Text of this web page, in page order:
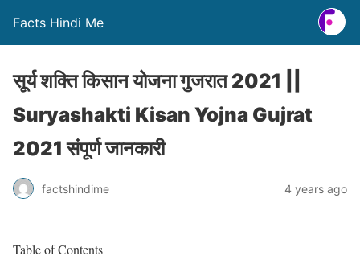
Facts Hindi Me
सूर्य शक्ति किसान योजना गुजरात 2021 ||
Suryashakti Kisan Yojna Gujrat
2021 संपूर्ण जानकारी
factshindime 4 years ago
Table of Contents